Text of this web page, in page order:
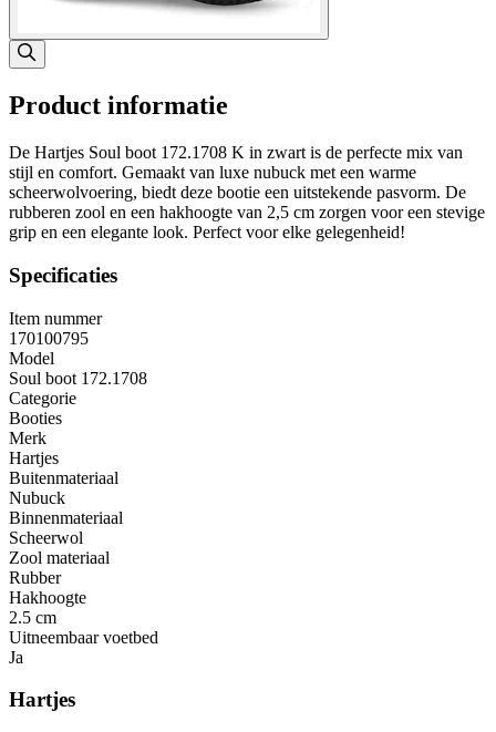
Product informatie
De Hartjes Soul boot 172.1708 K in zwart is de perfecte mix van
stijl en comfort. Gemaakt van luxe nubuck met een warme
scheerwolvoering, biedt deze bootie een uitstekende pasvorm. De
rubberen zool en een hakhoogte van 2,5 cm zorgen voor een stevige
grip en een elegante look. Perfect voor elke gelegenheid!
Specificaties
Item nummer
170100795
Model
Soul boot 172.1708
Categorie
Booties
Merk
Hartjes
Buitenmateriaal
Nubuck
Binnenmateriaal
Scheerwol
Zool materiaal
Rubber
Hakhoogte
2.5 cm
Uitneembaar voetbed
Ja
Hartjes